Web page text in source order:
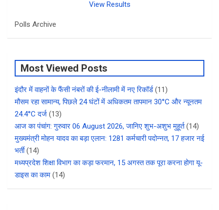
View Results
Polls Archive
Most Viewed Posts
इंदौर में वाहनों के फैंसी नंबरों की ई-नीलामी में नए रिकॉर्ड (11)
मौसम रहा सामान्य, पिछले 24 घंटों में अधिकतम तापमान 30°C और न्यूनतम
24.4°C दर्ज (13)
आज का पंचांग: गुरुवार 06 August 2026, जानिए शुभ-अशुभ मुहूर्त (14)
मुख्यमंत्री मोहन यादव का बड़ा एलान: 1281 कर्मचारी पदोन्नत, 17 हजार नई
भर्ती (14)
मध्यप्रदेश शिक्षा विभाग का कड़ा फरमान, 15 अगस्त तक पूरा करना होगा यू-
डाइस का काम (14)